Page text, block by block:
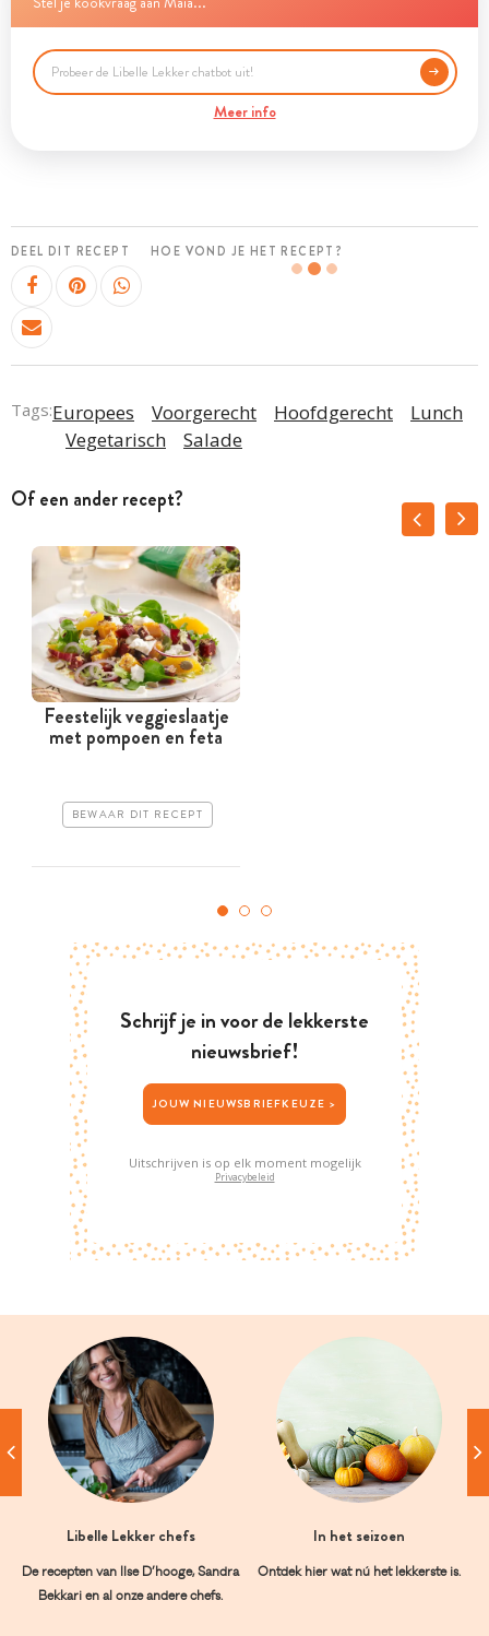
Meer info
DEEL DIT RECEPT HOE VOND JE HET RECEPT?
Tags:Europees Voorgerecht Hoofdgerecht
Lunch
Vegetarisch
Salade
Of een ander recept?
Feestelijk veggieslaatje
met pompoen en feta
BEWAAR DIT RECEPT
Schrijf je in voor de lekkerste
nieuwsbrief!
JOUW NIEUWSBRIEFKEUZE >
Uitschrijven is op elk moment mogelijk
Privacybeleid
Libelle Lekker chefs
De recepten van Ilse D’hooge, Sandra
Bekkari en al onze andere chefs.
In het seizoen
Ontdek hier wat nú het lekkerste is.